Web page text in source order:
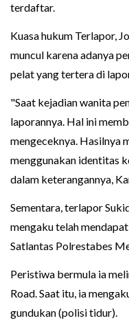
terdaftar.
Kuasa hukum Terlapor,
muncul karena adanya
pelat yang tertera di
"Saat kejadian wanita
laporannya. Hal ini
mengeceknya. Hasilnya
menggunakan identitas
dalam keterangannya,
Sementara, terlapor
mengaku telah
Satlantas Polrestabes
Peristiwa bermula ia
Road. Saat itu, ia
gundukan (polisi tidur).